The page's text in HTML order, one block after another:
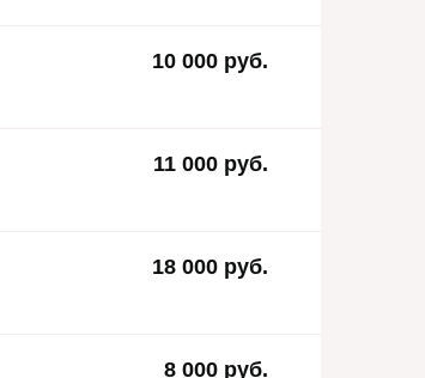
10 000 руб.
11 000 руб.
18 000 руб.
8 000 руб.